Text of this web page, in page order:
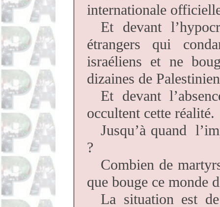
internationale
Et devant
étrangers qui
israéliens et ne
dizaines de
Et devant
occultent cette réalité.
Jusqu’à quand
?
Combien de
que bouge ce monde
La situation est